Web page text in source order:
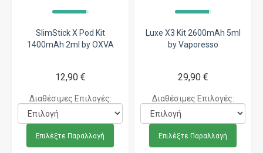
SlimStick X Pod Kit
1400mAh 2ml by OXVA
12,90 €
Διαθέσιμες Επιλογές:
Επιλέξτε Παραλλαγή
Luxe X3 Kit 2600mAh 5ml
by Vaporesso
29,90 €
Διαθέσιμες Επιλογές:
Επιλέξτε Παραλλαγή